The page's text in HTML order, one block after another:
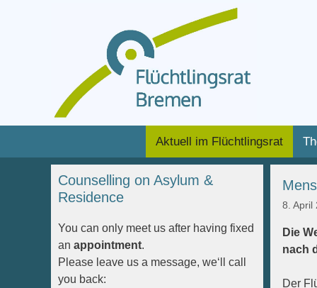
Inhalt
Aktuell im Flüchtlingsrat
8. April
Die
nach
Der
Counselling on Asylum &
Residence
You can only meet us after having fixed
an appointment.
Please leave us a message, we‘ll call
you back: